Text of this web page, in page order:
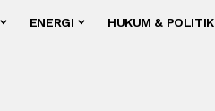
ENERGI HUKUM & POLITIK